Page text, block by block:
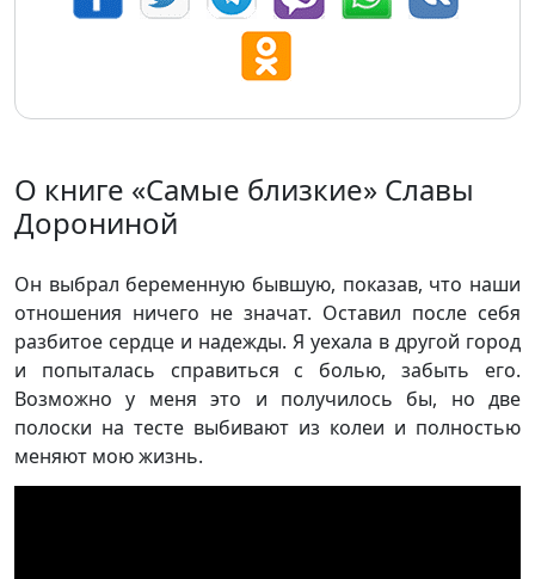
О книге «Самые близкие» Славы
Дорониной
Он выбрал беременную бывшую, показав, что наши
отношения ничего не значат. Оставил после себя
разбитое сердце и надежды. Я уехала в другой город
и попыталась справиться с болью, забыть его.
Возможно у меня это и получилось бы, но две
полоски на тесте выбивают из колеи и полностью
меняют мою жизнь.